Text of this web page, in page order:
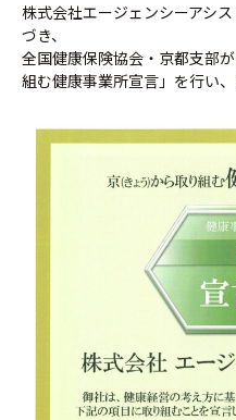
株式会社エージェンシーアシ
づき、
全国健康保険協会・京都支部
組む健康事業所宣言」を行い